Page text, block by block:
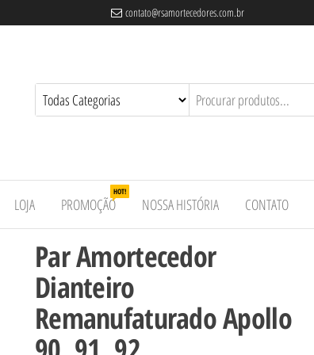
contato@rsamortecedores.com.br
LOJA PROMOÇÃO
HOT!
NOSSA HISTÓRIA CONTATO
Par Amortecedor
Dianteiro
Remanufaturado Apollo